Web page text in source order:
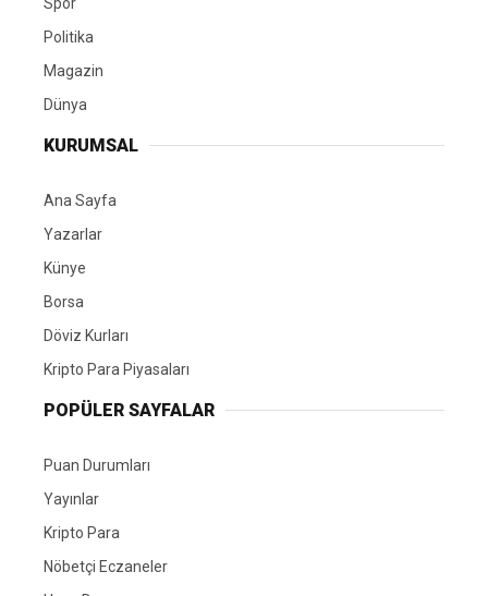
Politika
Magazin
Dünya
KURUMSAL
Ana Sayfa
Yazarlar
Künye
Borsa
Döviz Kurları
Kripto Para Piyasaları
POPÜLER SAYFALAR
Puan Durumları
Yayınlar
Kripto Para
Nöbetçi Eczaneler